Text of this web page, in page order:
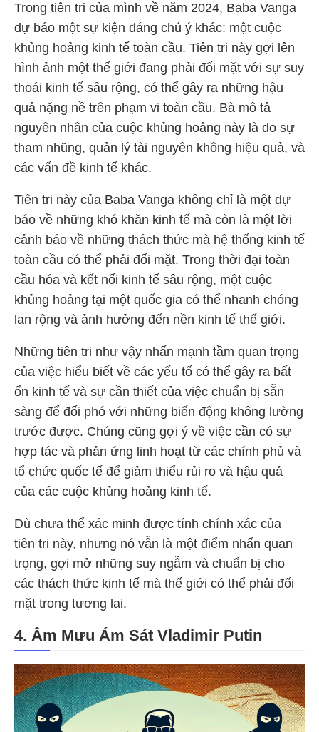
Trong tiên tri của mình về năm 2024, Baba Vanga
dự báo một sự kiện đáng chú ý khác: một cuộc
khủng hoảng kinh tế toàn cầu. Tiên tri này gợi lên
hình ảnh một thế giới đang phải đối mặt với sự suy
thoái kinh tế sâu rộng, có thể gây ra những hậu
quả nặng nề trên phạm vi toàn cầu. Bà mô tả
nguyên nhân của cuộc khủng hoảng này là do sự
tham nhũng, quản lý tài nguyên không hiệu quả, và
các vấn đề kinh tế khác.
Tiên tri này của Baba Vanga không chỉ là một dự
báo về những khó khăn kinh tế mà còn là một lời
cảnh báo về những thách thức mà hệ thống kinh tế
toàn cầu có thể phải đối mặt. Trong thời đại toàn
cầu hóa và kết nối kinh tế sâu rộng, một cuộc
khủng hoảng tại một quốc gia có thể nhanh chóng
lan rộng và ảnh hưởng đến nền kinh tế thế giới.
Những tiên tri như vậy nhấn mạnh tầm quan trọng
của việc hiểu biết về các yếu tố có thể gây ra bất
ổn kinh tế và sự cần thiết của việc chuẩn bị sẵn
sàng để đối phó với những biến động không lường
trước được. Chúng cũng gợi ý về việc cần có sự
hợp tác và phản ứng linh hoạt từ các chính phủ và
tổ chức quốc tế để giảm thiểu rủi ro và hậu quả
của các cuộc khủng hoảng kinh tế.
Dù chưa thể xác minh được tính chính xác của
tiên tri này, nhưng nó vẫn là một điểm nhấn quan
trọng, gợi mở những suy ngẫm và chuẩn bị cho
các thách thức kinh tế mà thế giới có thể phải đối
mặt trong tương lai.
4. Âm Mưu Ám Sát Vladimir Putin